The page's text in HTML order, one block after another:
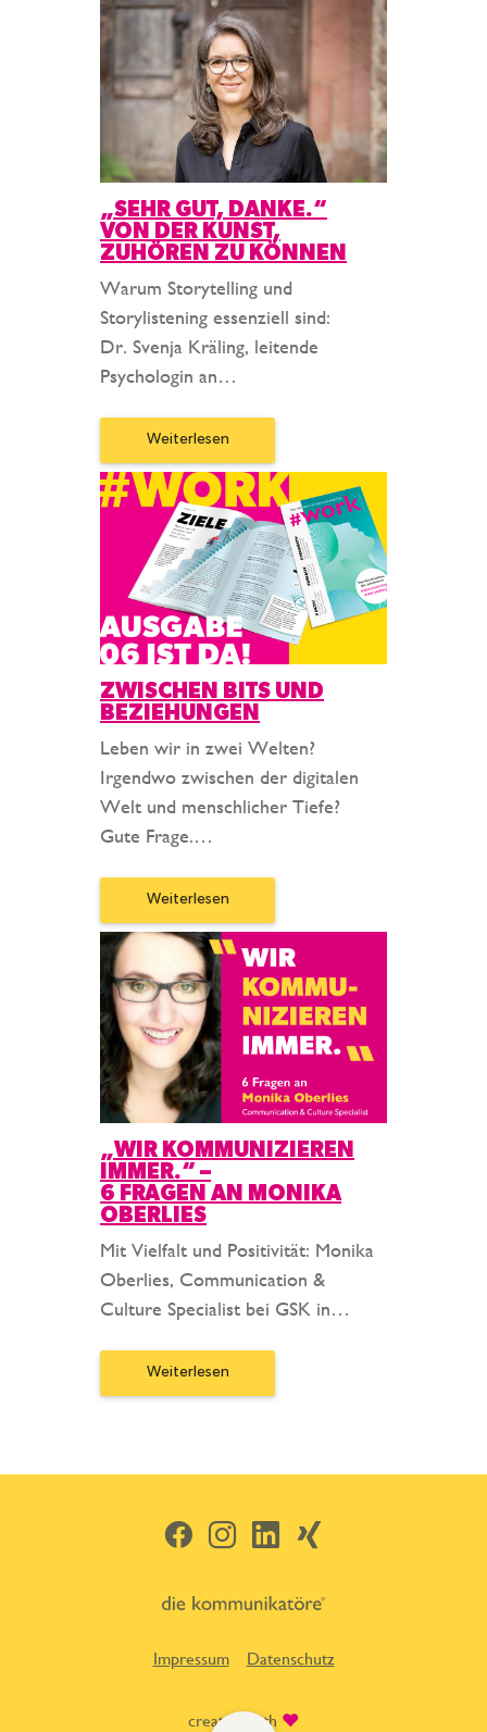
„SEHR GUT, DANKE.“
VON DER KUNST,
ZUHÖREN ZU KÖNNEN
Warum Storytelling und
Storylistening essenziell sind:
Dr. Svenja Kräling, leitende
Psychologin an…
Weiterlesen
ZWISCHEN BITS UND
BEZIEHUNGEN
Leben wir in zwei Welten?
Irgendwo zwischen der digitalen
Welt und menschlicher Tiefe?
Gute Frage.…
Weiterlesen
„WIR KOMMUNIZIEREN
IMMER.“ –
6 FRAGEN AN MONIKA
OBERLIES
Mit Vielfalt und Positivität: Monika
Oberlies, Communication &
Culture Specialist bei GSK in…
Weiterlesen
FacebookInstagram
LinkedInXing
Impressum Datenschutz
created with ♥